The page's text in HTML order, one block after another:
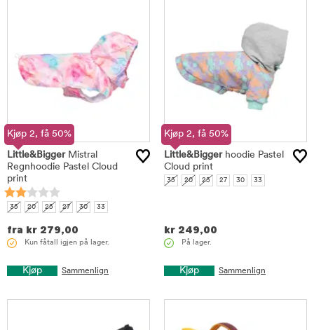
Kjøp 2, få 50%
Little&BiggerMistral
Regnhoodie Pastel Cloud
print
35 20 25 27 30 33
fra kr 279,00
Kun fåtall igjen på lager.
Kjøp Sammenlign
Kjøp 2, få 50%
Little&Biggerhoodie Pastel
Cloud print
35 20 25 27 30 33
kr 249,00
På lager.
Kjøp Sammenlign